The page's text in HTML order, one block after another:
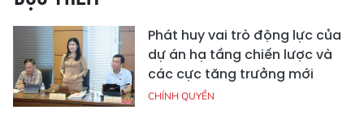
Phát huy vai trò động lực của
dự án hạ tầng chiến lược và
các cực tăng trưởng mới
CHÍNH QUYỀN